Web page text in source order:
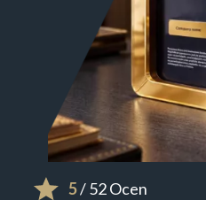
5/ 52 Ocen